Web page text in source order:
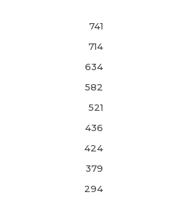
741
714
634
582
521
436
424
379
294